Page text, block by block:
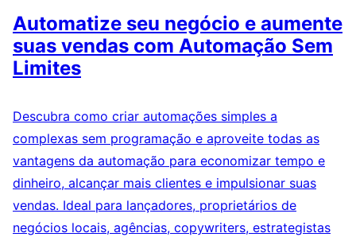
Automatize seu negócio e aumente
suas vendas com Automação Sem
Limites
Descubra como criar automações simples a
complexas sem programação e aproveite todas as
vantagens da automação para economizar tempo e
dinheiro, alcançar mais clientes e impulsionar suas
vendas. Ideal para lançadores, proprietários de
negócios locais, agências, copywriters, estrategistas